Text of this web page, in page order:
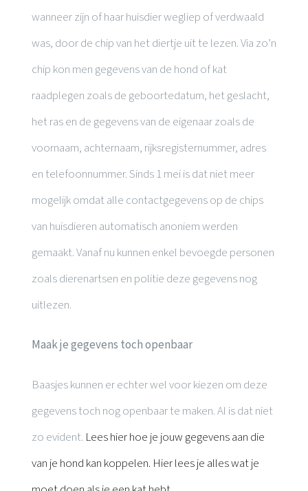
wanneer zijn of haar huisdier wegliep of verdwaald
was, door de chip van het diertje uit te lezen. Via zo’n
chip kon men gegevens van de hond of kat
raadplegen zoals de geboortedatum, het geslacht,
het ras en de gegevens van de eigenaar zoals de
voornaam, achternaam, rijksregisternummer, adres
en telefoonnummer. Sinds 1 mei is dat niet meer
mogelijk omdat alle contactgegevens op de chips
van huisdieren automatisch anoniem werden
gemaakt. Vanaf nu kunnen enkel bevoegde personen
zoals dierenartsen en politie deze gegevens nog
uitlezen.
Maak je gegevens toch openbaar
Baasjes kunnen er echter wel voor kiezen om deze
gegevens toch nog openbaar te maken. Al is dat niet
zo evident. Lees hier hoe je jouw gegevens aan die
van je hond kan koppelen. Hier lees je alles wat je